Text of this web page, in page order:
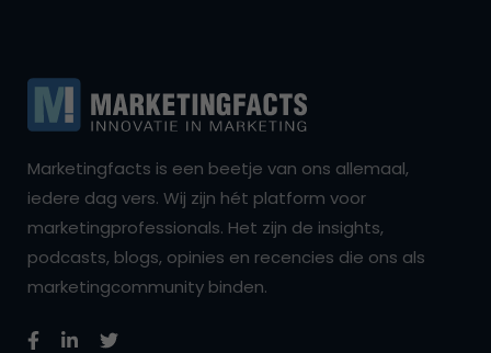
Marketingfacts is een beetje van ons allemaal,
iedere dag vers. Wij zijn hét platform voor
marketingprofessionals. Het zijn de insights,
podcasts, blogs, opinies en recencies die ons als
marketingcommunity binden.